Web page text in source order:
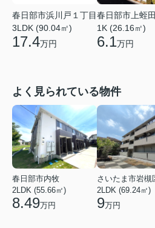
春日部市浜川戸１丁目
3LDK (90.04㎡)
17.4万円
春日部市上蛭田
1K (26.16㎡)
6.1万円
よく見られている物件
春日部市内牧
2LDK (55.66㎡)
8.49万円
2LDK (69.24㎡)
9万円